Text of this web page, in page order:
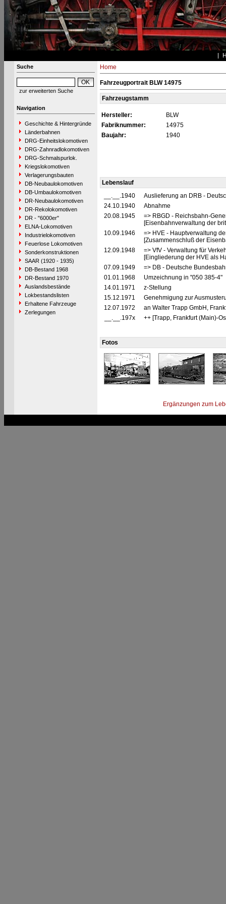
Suche
zur erweiterten Suche
Navigation
Geschichte & Hintergründe
Länderbahnen
DRG-Einheitslokomotiven
DRG-Zahnradlokomotiven
DRG-Schmalspurlok.
Kriegslokomotiven
Verlagerungsbauten
DB-Neubaulokomotiven
DB-Umbaulokomotiven
DR-Neubaulokomotiven
DR-Rekolokomotiven
DR - "6000er"
ELNA-Lokomotiven
Industrielokomotiven
Feuerlose Lokomotiven
Sonderkonstruktionen
SAAR (1920 - 1935)
DB-Bestand 1968
DR-Bestand 1970
Auslandsbestände
Lokbestandslisten
Erhaltene Fahrzeuge
Zerlegungen
Home
Fahrzeugportrait BLW 14975
Fahrzeugstamm
Hersteller:
BLW
Fabriknummer:
14975
Baujahr:
1940
Lebenslauf
__.__.1940
Auslieferung an DRB -
24.10.1940
Abnahme
20.08.1945
=> RBGD - Reichsbahn-
[Eisenbahnverwaltung der
10.09.1946
=> HVE - Hauptverwaltung
[Zusammenschluß der
12.09.1948
=> VfV - Verwaltung für
[Eingliederung der HVE als
07.09.1949
=> DB - Deutsche
01.01.1968
Umzeichnung in "050 385-4"
14.01.1971
z-Stellung
15.12.1971
Genehmigung zur
12.07.1972
an Walter Trapp GmbH,
__.__.197x
++ [Trapp, Frankfurt (Main)-
Fotos
Ergänzungen zum